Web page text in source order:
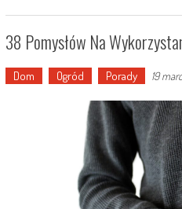
38 Pomysłów Na
Dom Ogród Porady 19